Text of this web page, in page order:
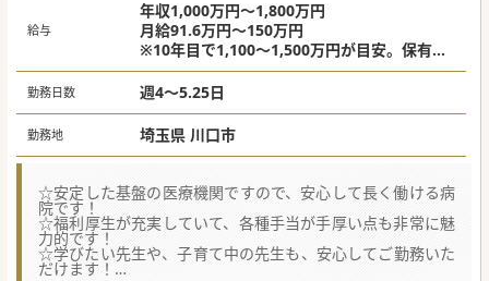
給与
年収1,000万円～1,800万円
月給91.6万円～150万円
※10年目で1,100～1,500万円が目安。保有資
格に応じて変動。
勤務日数 週4～5.25日
勤務地 埼玉県 川口市
☆安定した基盤の医療機関ですので、安心して長く働ける病
院です！
☆福利厚生が充実していて、各種手当が手厚い点も非常に魅
力的です！
☆学びたい先生や、子育て中の先生も、安心してご勤務いた
だけます！